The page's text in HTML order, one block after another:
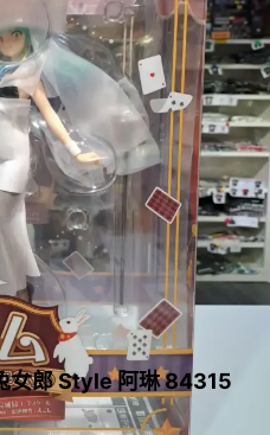
女郎 Style 阿琳 84315